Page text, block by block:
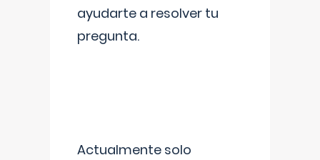
ayudarte a resolver tu
pregunta.
Actualmente solo